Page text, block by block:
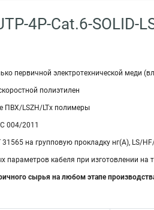
4P-Cat.6-SOLID-
первичной электротехнической меди
полиэтилен
ПВХ/LSZH/LTx полимеры
004/2011
на групповую прокладку нг(А), LS/
параметров кабеля при изготовлении на
сырья на любом этапе